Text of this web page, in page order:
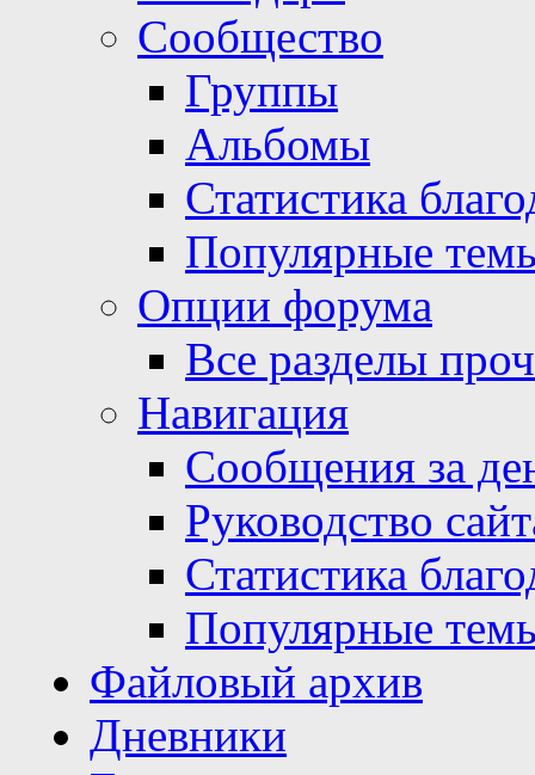
Сообщество
Группы
Альбомы
Статистика
Популярные
Опции форума
Все разделы
Навигация
Сообщения за
Руководство
Статистика
Популярные
Файловый архив
Дневники